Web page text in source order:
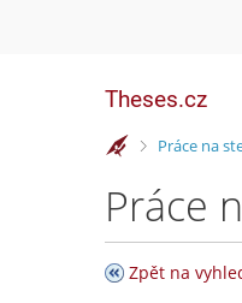
Theses.cz
>Práce na
Práce
Zpět na